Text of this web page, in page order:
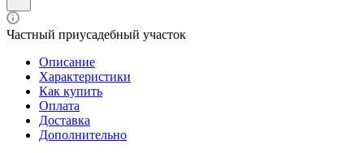
Частный приусадебный участок
Описание
Характеристики
Как купить
Оплата
Доставка
Дополнительно